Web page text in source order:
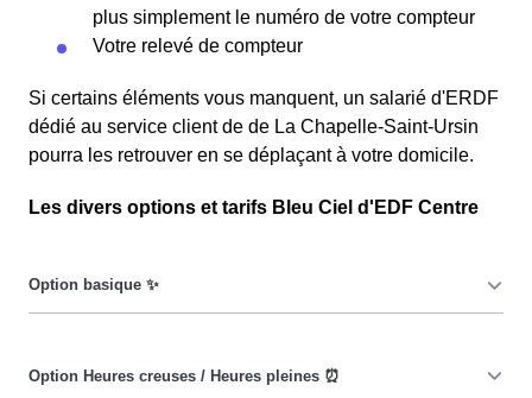
plus simplement le numéro de votre compteur
Votre relevé de compteur
Si certains éléments vous manquent, un salarié d'ERDF
dédié au service client de de La Chapelle-Saint-Ursin
pourra les retrouver en se déplaçant à votre domicile.
Les divers options et tarifs Bleu Ciel d'EDF Centre
date, ni de l'heure, que ce soit en à La Chapelle-Saint-